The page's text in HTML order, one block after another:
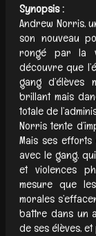
Synopsis :
Andrew Norris,
son nouveau
rongé par la
découvre que
gang d’élèves
brillant mais
totale de
Norris tente
Mais ses
avec le gang,
et violences
mesure que
morales
battre dans un
de ses élèves,